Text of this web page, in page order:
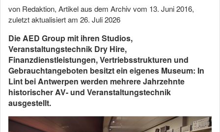
von Redaktion, Artikel aus dem Archiv vom 13. Juni 2016,
zuletzt aktualisiert am 26. Juli 2026
Die AED Group mit ihren Studios,
Veranstaltungstechnik Dry Hire,
Finanzdienstleistungen, Vertriebsstrukturen und
Gebrauchtangeboten besitzt ein eigenes Museum: In
Lint bei Antwerpen werden mehrere Jahrzehnte
historischer AV- und Veranstaltungstechnik
ausgestellt.